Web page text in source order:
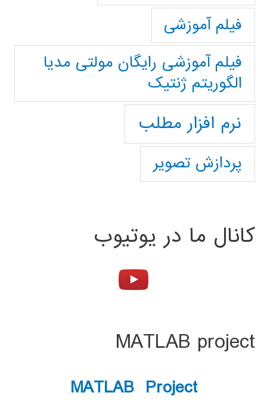
فیلم آموزشی
فیلم آموزشی رایگان مولتی مدیا
الگوریتم ژنتیک
نرم افزار مطلب
پردازش تصویر
کانال ما در یوتیوب
MATLAB project
MATLAB Project